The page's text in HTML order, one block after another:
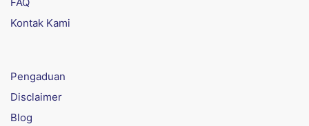
Kontak Kami
Pengaduan
Disclaimer
Blog